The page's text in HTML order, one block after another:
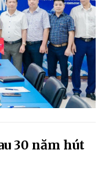
30 năm hút